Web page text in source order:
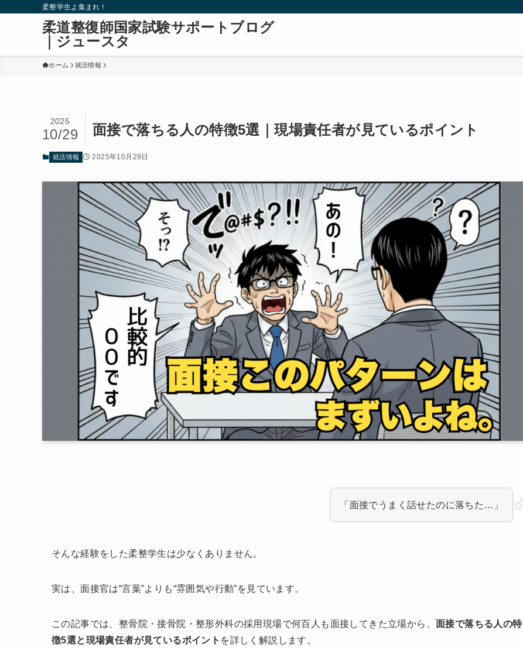
柔整学生よ集まれ！
柔道整復師国家試験サポートブログ
｜ジュースタ
ホーム 就活情報
面接で落ちる人の特徴5選｜現場責任者が見ているポイント
2025
10/29
就活情報 2025年10月29日
「面接でうまく話せたのに落ちた…」
そんな経験をした柔整学生は少なくありません。
実は、面接官は“言葉”よりも“雰囲気や行動”を見ています。
この記事では、整骨院・接骨院・整形外科の採用現場で何百人も面接してきた立場から、 面接で落ちる人の特
徴5選と現場責任者が見ているポイント を詳しく解説します。